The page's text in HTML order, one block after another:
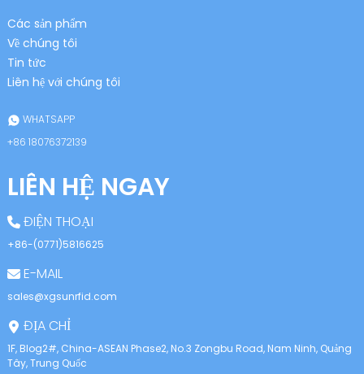
Các sản phẩm
Về chúng tôi
Tin tức
Liên hệ với chúng tôi
WHATSAPP
+86 18076372139
LIÊN HỆ NGAY
ĐIỆN THOẠI
+86-(0771)5816625
E-MAIL
sales@xgsunrfid.com
ĐỊA CHỈ
1F, Blog2#, China-ASEAN Phase2, No.3 Zongbu Road, Nam Ninh, Quảng
Tây, Trung Quốc